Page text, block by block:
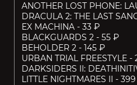
ANOTHER LOST PHONE:
DRACULA 2: THE LAST
EX MACHINA - 33 ₽
BLACKGUARDS 2 - 55 ₽
BEHOLDER 2 - 145 ₽
URBAN TRIAL FREESTYLE -
DARKSIDERS II:
LITTLE NIGHTMARES II -